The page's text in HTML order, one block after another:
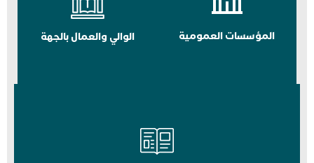
المؤسسات العمومية الوالي والعمال بالجهة